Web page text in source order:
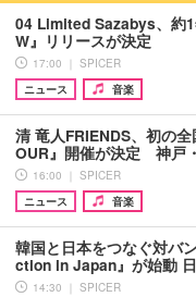
04 Limited Sazabys、約
W』リリースが決定
17:00 ｜ SPICER
ニュース
音楽
清 竜人FRIENDS、初の
OUR』開催が決定 神戸
16:00 ｜ SPICER
ニュース
音楽
韓国と日本をつなぐ対バ
ction in Japan』が始動
14:30 ｜ SPICER